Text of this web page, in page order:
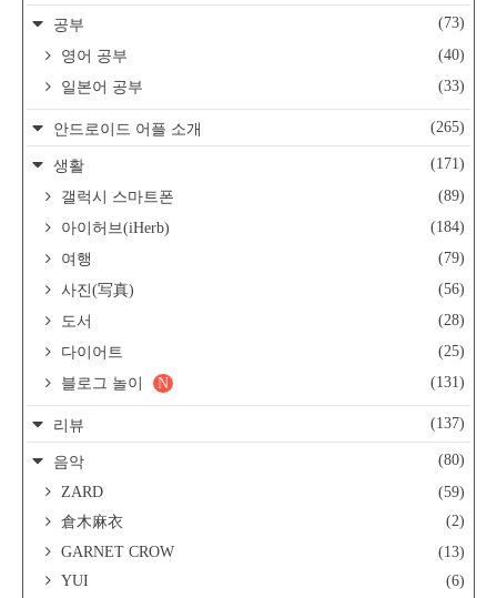
공부
(73)
영어 공부
(40)
일본어 공부
(33)
안드로이드 어플 소개 (265)
생활
(171)
갤럭시 스마트폰
(89)
아이허브(iHerb)
(184)
여행
(79)
사진(写真)
(56)
도서
(28)
다이어트
(25)
블로그 놀이
(131)
N
리뷰 (137)
음악
(80)
ZARD
(59)
倉木麻衣
(2)
GARNET CROW
(13)
YUI
(6)